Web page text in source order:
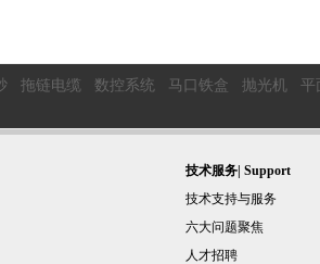
拖链电缆 数控系统 马口铁盒 抛光机 平
技术服务| Support
技术支持与服务
六大问题聚焦
人才招聘